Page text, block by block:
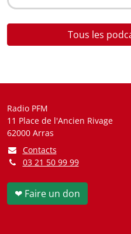
Tous les
Radio PFM
11 Place de l'Ancien Rivage
62000 Arras
Contacts
03 21 50 99 99
❤ Faire un don